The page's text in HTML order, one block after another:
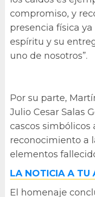
compromiso, y
presencia física
espíritu y su
uno de nosotros”.
Por su parte,
Julio Cesar Salas
cascos simbólicos
reconocimiento a
elementos
LA NOTICIA A TU
El homenaje